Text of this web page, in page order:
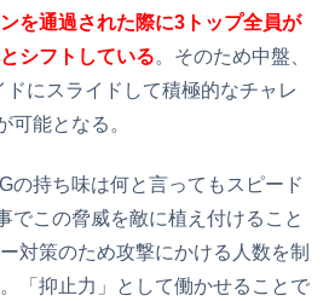
を通過された際に3トップ全員が
シフトしている。そのため中盤、
にスライドして積極的なチャレ
可能となる。
の持ち味は何と言ってもスピード
でこの脅威を敵に植え付けること
対策のため攻撃にかける人数を制
「抑止力」として働かせることで